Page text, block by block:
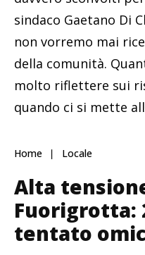
sindaco Gaetano Di
non vorremo mai
della comunità.
molto riflettere sui
quando ci si mette
Home Locale
Alta
Fuorigrotta:
tentato